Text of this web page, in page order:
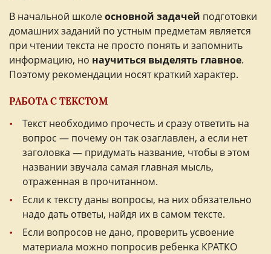
В начальной школеосновной задачей подготовки
домашних заданий по устным предметам является
при чтении текста не просто понять и запомнить
информацию, но научиться выделять главное.
Поэтому рекомендации носят краткий характер.
РАБОТА С ТЕКСТОМ
Текст необходимо прочесть и сразу ответить на
вопрос — почему он так озаглавлен, а если нет
заголовка — придумать название, чтобы в этом
названии звучала самая главная мысль,
отраженная в прочитанном.
Если к тексту даны вопросы, на них обязательно
надо дать ответы, найдя их в самом тексте.
Если вопросов не дано, проверить усвоение
материала можно попросив ребенка КРАТКО